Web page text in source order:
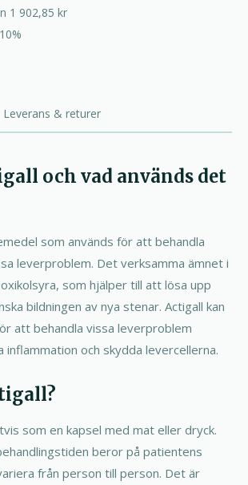
1 902,85 kr
Leverans & returer
och vad används det
som används för att behandla
leverproblem. Det verksamma ämnet i
som hjälper till att lösa upp
bildningen av nya stenar. Actigall kan
att behandla vissa leverproblem
inflammation och skydda levercellerna.
som en kapsel med mat eller dryck.
beror på patientens
från person till person. Det är